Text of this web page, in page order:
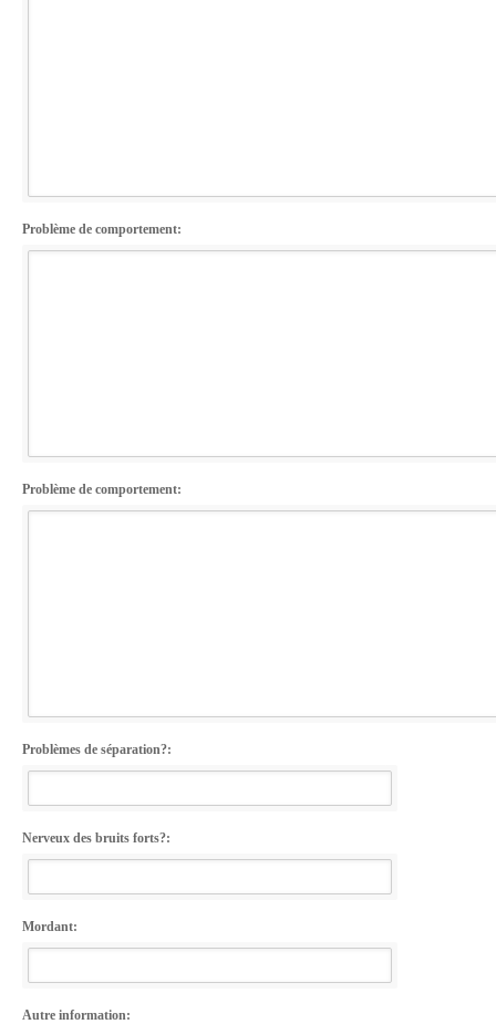
Problème de comportement:
Problème de comportement:
Problèmes de séparation?:
Nerveux des bruits forts?:
Mordant:
Autre information: